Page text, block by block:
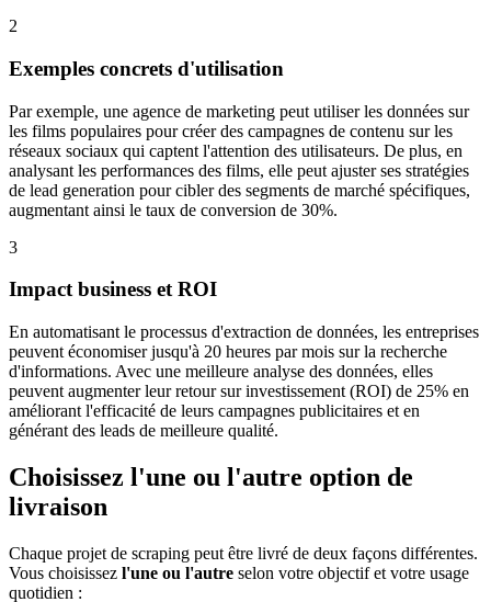
2
Exemples concrets d'utilisation
Par exemple, une agence de marketing peut utiliser les données sur
les films populaires pour créer des campagnes de contenu sur les
réseaux sociaux qui captent l'attention des utilisateurs. De plus, en
analysant les performances des films, elle peut ajuster ses stratégies
de lead generation pour cibler des segments de marché spécifiques,
augmentant ainsi le taux de conversion de 30%.
3
Impact business et ROI
En automatisant le processus d'extraction de données, les entreprises
peuvent économiser jusqu'à 20 heures par mois sur la recherche
d'informations. Avec une meilleure analyse des données, elles
peuvent augmenter leur retour sur investissement (ROI) de 25% en
améliorant l'efficacité de leurs campagnes publicitaires et en
générant des leads de meilleure qualité.
Choisissez l'une ou l'autre option de
livraison
Chaque projet de scraping peut être livré de deux façons différentes.
Vous choisissez l'une ou l'autre selon votre objectif et votre usage
quotidien :